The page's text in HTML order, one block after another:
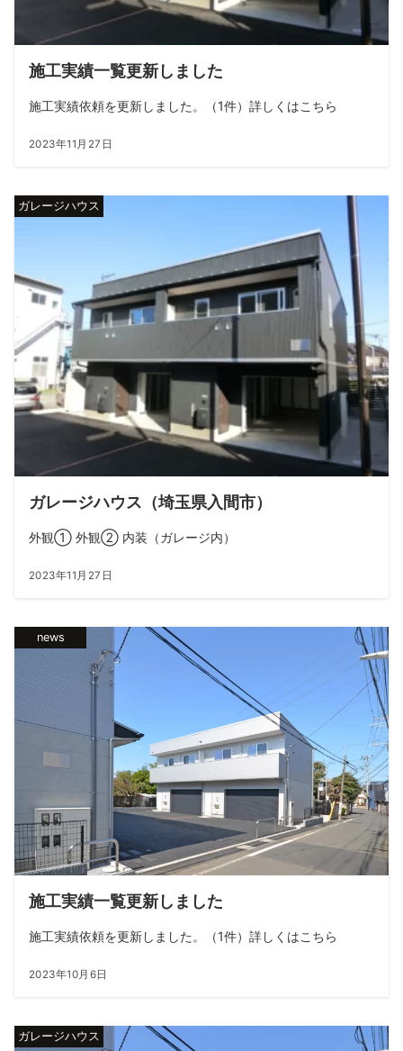
施工実績一覧更新しました
施工実績依頼を更新しました。（1件）詳しくはこちら
2023年11月27日
ガレージハウス
ガレージハウス（埼玉県入間市）
外観① 外観② 内装（ガレージ内）
2023年11月27日
news
施工実績一覧更新しました
施工実績依頼を更新しました。（1件）詳しくはこちら
2023年10月6日
ガレージハウス